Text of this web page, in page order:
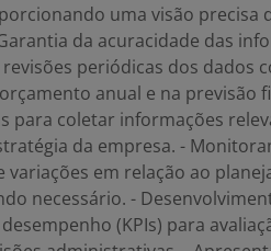
uma visão precisa
da acuracidade das
periódicas dos dados
anual e na previsão
para coletar informações
da empresa. -
variações em relação ao
necessário. -
(KPIs) para